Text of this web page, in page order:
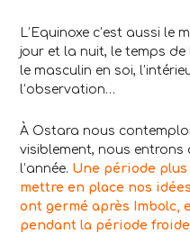
L’Equinoxe c’est aussi le
jour et la nuit, le temps
le masculin en soi,
l’observation…
À Ostara nous
visiblement, nous entrons
l’année. Une période
mettre en place nos
ont germé après Imbolc,
pendant la période